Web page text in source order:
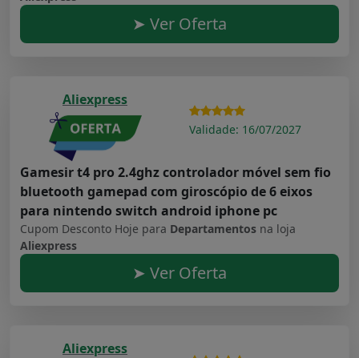
➤ Ver Oferta
Aliexpress
Validade: 16/07/2027
Gamesir t4 pro 2.4ghz controlador móvel sem fio
bluetooth gamepad com giroscópio de 6 eixos
para nintendo switch android iphone pc
Cupom Desconto Hoje para Departamentos na loja
Aliexpress
➤ Ver Oferta
Aliexpress